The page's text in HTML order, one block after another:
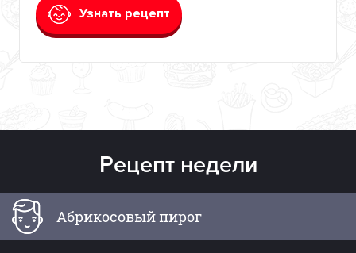
Узнать рецепт
Рецепт недели
Абрикосовый пирог